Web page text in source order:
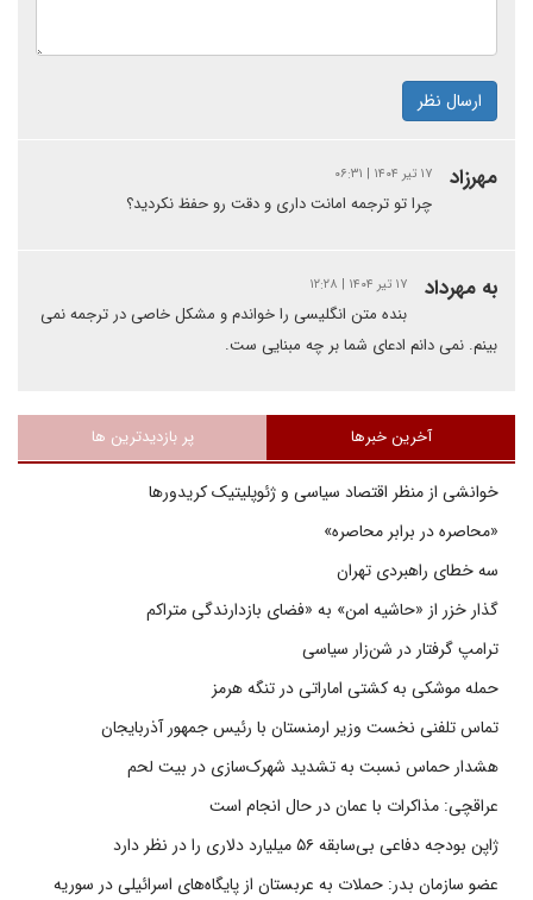
ارسال نظر
مهرزاد ۱۷ تیر ۱۴۰۴ | ۰۶:۳۱
چرا تو ترجمه امانت داری و دقت رو حفظ نکردید؟
به مهرداد ۱۷ تیر ۱۴۰۴ | ۱۲:۲۸
بنده متن انگلیسی را خواندم و مشکل خاصی در ترجمه نمی
بینم. نمی دانم ادعای شما بر چه مبنایی ست.
آخرین خبرها پر بازدیدترین ها
خوانشی از منظر اقتصاد سیاسی و ژئوپلیتیک کریدورها
«محاصره در برابر محاصره»
سه خطای راهبردی تهران
گذار خزر از «حاشیه امن» به «فضای بازدارندگی متراکم
ترامپ گرفتار در شن‌زار سیاسی
حمله موشکی به کشتی اماراتی در تنگه هرمز
تماس تلفنی نخست وزیر ارمنستان با رئیس جمهور آذربایجان
هشدار حماس نسبت به تشدید شهرک‌سازی در بیت‌ لحم
عراقچی: مذاکرات با عمان در حال انجام است
ژاپن بودجه دفاعی بی‌سابقه ۵۶ میلیارد دلاری را در نظر دارد
عضو سازمان بدر: حملات به عربستان از پایگاه‌های اسرائیلی در سوریه